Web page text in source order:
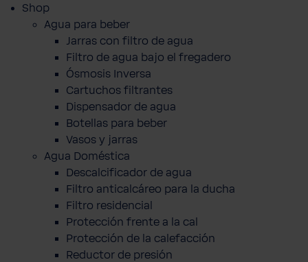
Shop
Agua para beber
Jarras con filtro de agua
Filtro de agua bajo el fregadero
Ósmosis Inversa
Cartuchos filtrantes
Dispensador de agua
Botellas para beber
Vasos y jarras
Agua Doméstica
Descalcificador de agua
Filtro anticalcáreo para la ducha
Filtro residencial
Protección frente a la cal
Protección de la calefacción
Reductor de presión